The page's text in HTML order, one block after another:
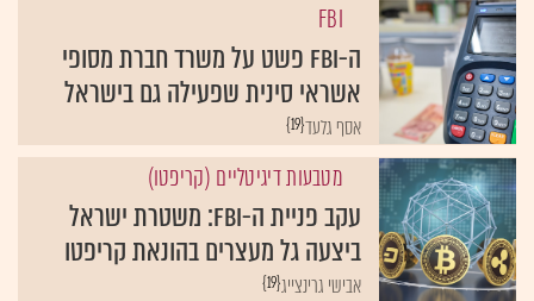
FBI
ה-FBI פשט על משרד חברת מסופי
אשראי סינית שפעילה גם בישראל
{19}אסף גלעד
מטבעות דיגיטליים (קריפטו)
עקב פניית ה-FBI: משטרת ישראל
ביצעה גל מעצרים בהונאת קריפטו
{19}אבישי גרינצייג